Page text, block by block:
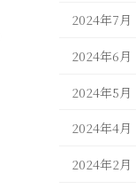
2024年7月
2024年6月
2024年5月
2024年4月
2024年2月